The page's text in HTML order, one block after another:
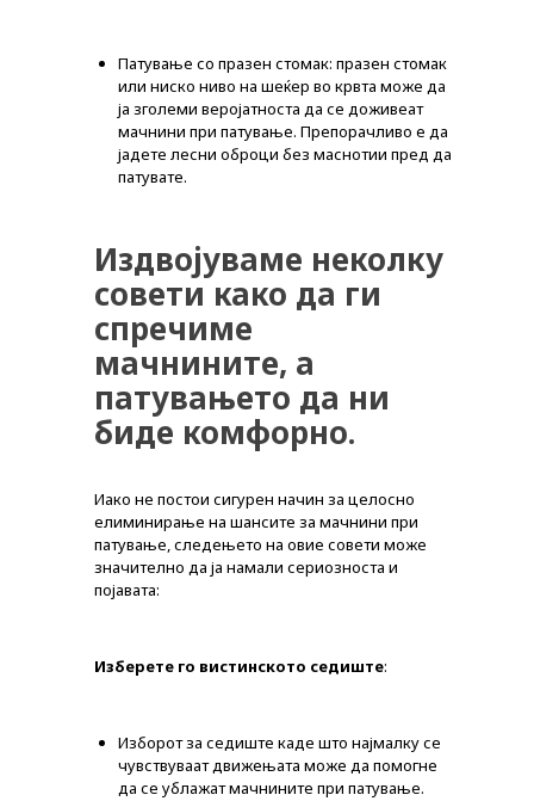
АПТЕКИ
ПРОМОЦИИ
ПРЕПОРАКИ
КАРИЕРА
КОНТАКТ
Патување со празен стомак: празен стомак
или ниско ниво на шеќер во крвта може да
ја зголеми веројатноста да се доживеат
мачнини при патување. Препорачливо е да
јадете лесни оброци без маснотии пред да
патувате.
Издвојуваме неколку
совети како да ги
спречиме
мачнините, а
патувањето да ни
биде комфорно.
Иако не постои сигурен начин за целосно
елиминирање на шансите за мачнини при
патување, следењето на овие совети може
значително да ја намали сериозноста и
појавата:
Изберете го вистинското седиште:
Изборот за седиште каде што најмалку се
чувствуваат движењата може да помогне
да се ублажат мачнините при патување.